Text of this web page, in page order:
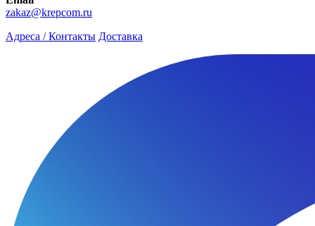
zakaz@krepcom.ru
Адреса / Контакты Доставка